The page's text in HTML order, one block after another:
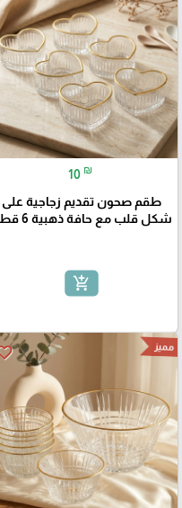
10 ₪
طقم صحون تقديم زجاجية على
شكل قلب مع حافة ذهبية 6 قطع
add_shopping_cart
مميز